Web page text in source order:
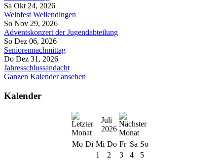
Sa Okt 24, 2026
Weinfest Wellendingen
So Nov 29, 2026
Adventskonzert der Jugendabteilung
So Dez 06, 2026
Seniorennachmittag
Do Dez 31, 2026
Jahresschlussandacht
Ganzen Kalender ansehen
Kalender
Juli
2026
Mo Di Mi Do Fr Sa So
1
2 3 4
5